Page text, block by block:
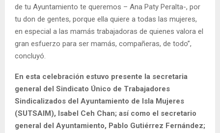
de tu Ayuntamiento te queremos – Ana Paty Peralta-, por
tu don de gentes, porque ella quiere a todas las mujeres,
en especial a las mamás trabajadoras de quienes valora el
gran esfuerzo para ser mamás, compañeras, de todo”,
concluyó.
En esta celebración estuvo presente la secretaria
general del Sindicato Único de Trabajadores
Sindicalizados del Ayuntamiento de Isla Mujeres
(SUTSAIM), Isabel Ceh Chan; así como el secretario
general del Ayuntamiento, Pablo Gutiérrez Fernández;